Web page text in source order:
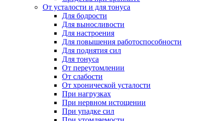
От усталости и для тонуса
Для бодрости
Для выносливости
Для настроения
Для повышения работоспособности
Для поднятия сил
Для тонуса
От переутомлении
От слабости
От хронической усталости
При нагрузках
При нервном истощении
При упадке сил